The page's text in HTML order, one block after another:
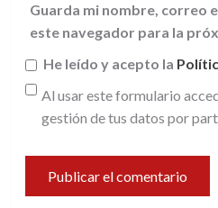
Guarda mi nombre, correo
este navegador para la
He leído y acepto la
Al usar este formulario
gestión de tus datos por